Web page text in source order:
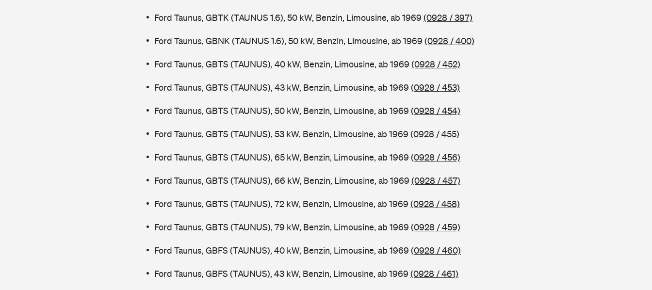
Ford Taunus, GBTK (TAUNUS 1.6), 50 kW, Benzin, Limousine, ab 1969 (0928 / 397)
Ford Taunus, GBNK (TAUNUS 1.6), 50 kW, Benzin, Limousine, ab 1969 (0928 / 400)
Ford Taunus, GBTS (TAUNUS), 40 kW, Benzin, Limousine, ab 1969 (0928 / 452)
Ford Taunus, GBTS (TAUNUS), 43 kW, Benzin, Limousine, ab 1969 (0928 / 453)
Ford Taunus, GBTS (TAUNUS), 50 kW, Benzin, Limousine, ab 1969 (0928 / 454)
Ford Taunus, GBTS (TAUNUS), 53 kW, Benzin, Limousine, ab 1969 (0928 / 455)
Ford Taunus, GBTS (TAUNUS), 65 kW, Benzin, Limousine, ab 1969 (0928 / 456)
Ford Taunus, GBTS (TAUNUS), 66 kW, Benzin, Limousine, ab 1969 (0928 / 457)
Ford Taunus, GBTS (TAUNUS), 72 kW, Benzin, Limousine, ab 1969 (0928 / 458)
Ford Taunus, GBTS (TAUNUS), 79 kW, Benzin, Limousine, ab 1969 (0928 / 459)
Ford Taunus, GBFS (TAUNUS), 40 kW, Benzin, Limousine, ab 1969 (0928 / 460)
Ford Taunus, GBFS (TAUNUS), 43 kW, Benzin, Limousine, ab 1969 (0928 / 461)